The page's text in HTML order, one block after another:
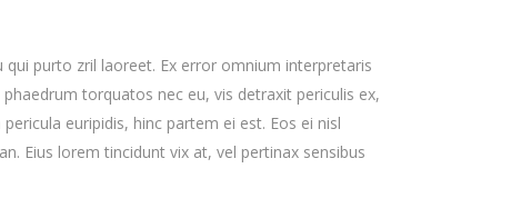
qui purto zril laoreet. Ex error omnium interpretaris
torquatos nec eu, vis detraxit periculis ex,
euripidis, hinc partem ei est. Eos ei nisl
Eius lorem tincidunt vix at, vel pertinax sensibus